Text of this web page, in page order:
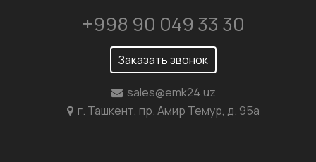
+998 90 049 33 30
Заказать звонок
sales@emk24.uz
г. Ташкент, пр. Амир Темур, д. 95а